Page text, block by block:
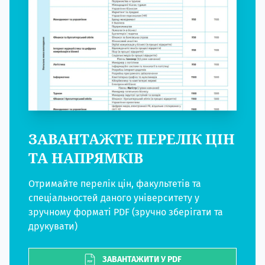
ЗАВАНТАЖТЕ ПЕРЕЛІК ЦІН
ТА НАПРЯМКІВ
Отримайте перелік цін, факультетів та
спеціальностей даного університету у
зручному форматі PDF (зручно зберігати та
друкувати)
ЗАВАНТАЖИТИ У PDF